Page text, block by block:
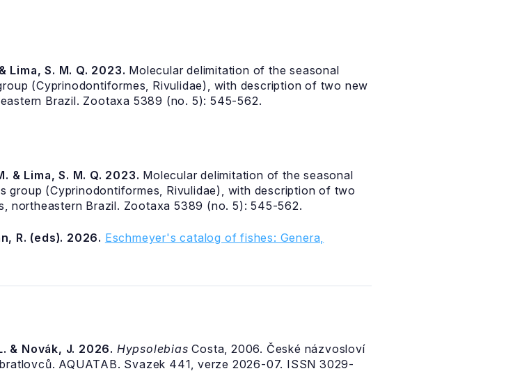
Lima, S. M. Q. 2023. Molecular delimitation of the seasonal
(Cyprinodontiformes, Rivulidae), with description of two new
Brazil. Zootaxa 5389 (no. 5): 545-562.
& Lima, S. M. Q. 2023. Molecular delimitation of the seasonal
group (Cyprinodontiformes, Rivulidae), with description of two
northeastern Brazil. Zootaxa 5389 (no. 5): 545-562.
R. (eds). 2026. Eschmeyer's catalog of fishes: Genera,
& Novák, J. 2026. Hypsolebias Costa, 2006. České názvosloví
AQUATAB. Svazek 441, verze 2026-07. ISSN 3029-